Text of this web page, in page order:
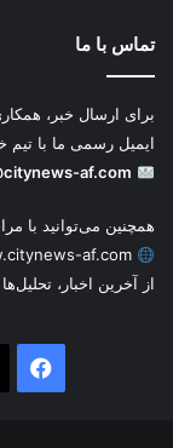
تماس با ما
برای ارسال خبر،
ایمیل رسمی ما با
af.com
همچنین می‌توانید با
af.com
از آخرین اخبار،